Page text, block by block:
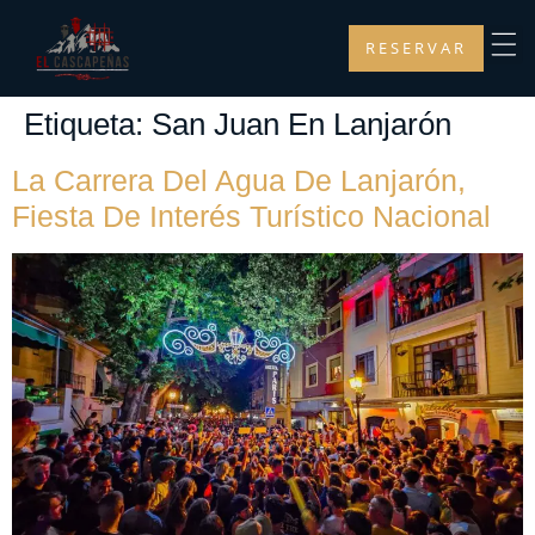
RESERVAR
Etiqueta: San Juan En Lanjarón
La Carrera Del Agua De Lanjarón,
Fiesta De Interés Turístico Nacional